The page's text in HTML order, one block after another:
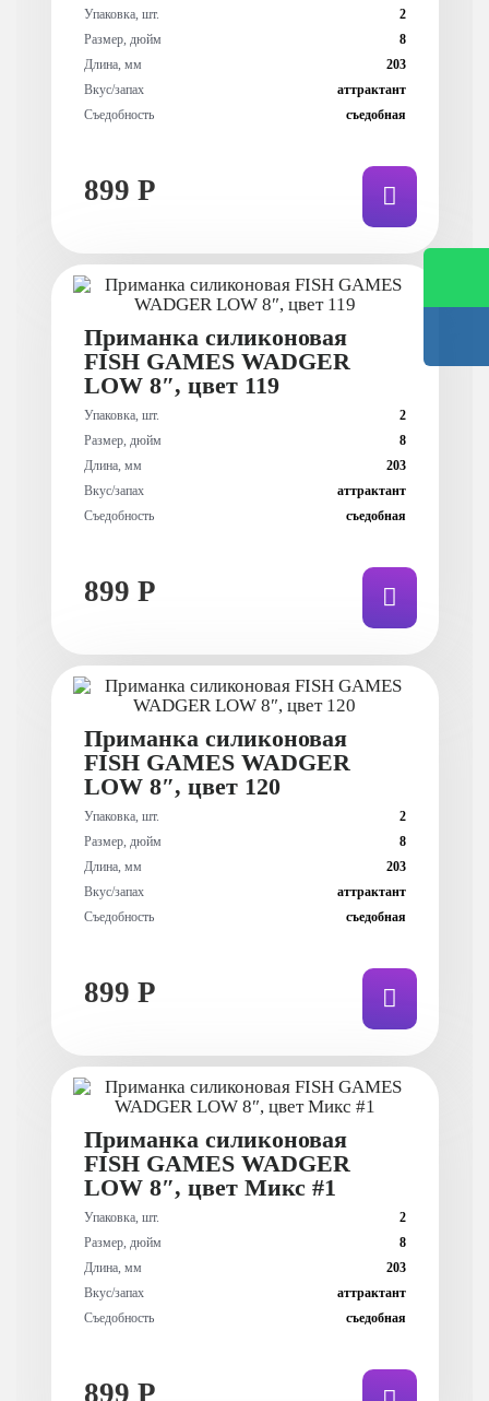
Упаковка, шт.
2
Размер, дюйм
8
Длина, мм
203
Вкус/запах
аттрактант
Съедобность
съедобная
899 Р
Приманка силиконовая
FISH GAMES WADGER
LOW 8″, цвет 119
Упаковка, шт.
2
Размер, дюйм
8
Длина, мм
203
Вкус/запах
аттрактант
Съедобность
съедобная
899 Р
Приманка силиконовая
FISH GAMES WADGER
LOW 8″, цвет 120
Упаковка, шт.
2
Размер, дюйм
8
Длина, мм
203
Вкус/запах
аттрактант
Съедобность
съедобная
899 Р
Приманка силиконовая
FISH GAMES WADGER
LOW 8″, цвет Микс #1
Упаковка, шт.
2
Размер, дюйм
8
Длина, мм
203
Вкус/запах
аттрактант
Съедобность
съедобная
899 Р